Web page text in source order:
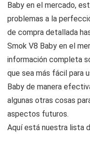
Baby en el mercado,
problemas a la
de compra detallada
Smok V8 Baby en el
información completa
que sea más fácil para
Baby de manera
algunas otras cosas
aspectos futuros.
Aquí está nuestra lista